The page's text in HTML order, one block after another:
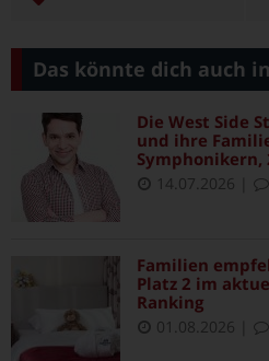
Das könnte dich auch
Die West Side
und ihre
Symphonikern,
14.07.2026
Familien
Platz 2 im
Ranking
01.08.2026